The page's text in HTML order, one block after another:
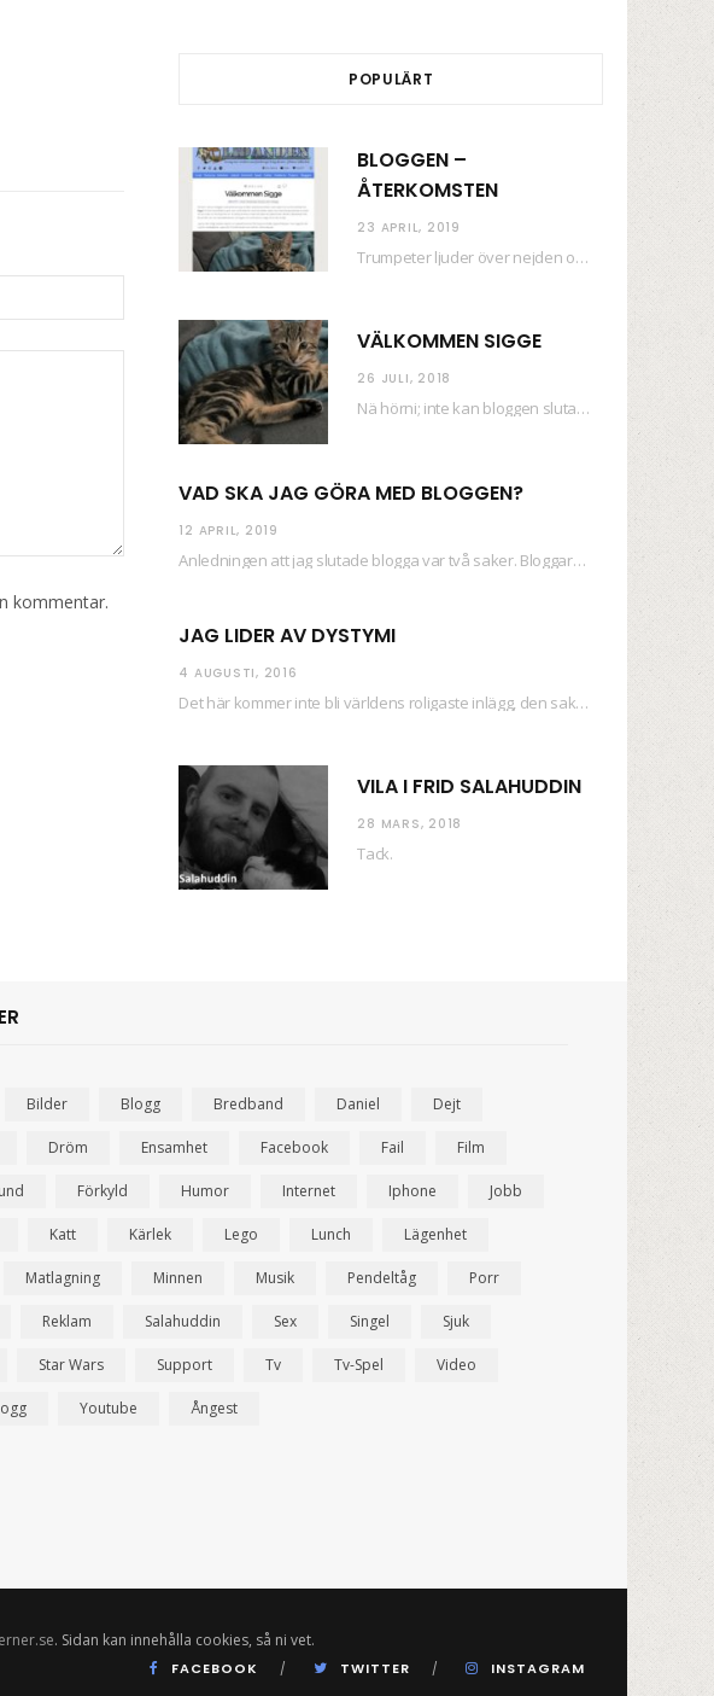
kommentar.
POPULÄRT
BLOGGEN –
ÅTERKOMSTEN
23 APRIL, 2019
Trumpeter ljuder över nejden och konfetti regnar längsmed husfasaderna – FREDEN ÄR HÄR! Eller ahem.…
VÄLKOMMEN SIGGE
26 JULI, 2018
Nä hörni; inte kan bloggen sluta (eftersom jag så sällan uppdaterar skiten) i sånt supermoll.…
VAD SKA JAG GÖRA MED BLOGGEN?
12 APRIL, 2019
Anledningen att jag slutade blogga var två saker. Bloggaren Daniel skrev ut checkar som personen…
JAG LIDER AV DYSTYMI
4 AUGUSTI, 2016
Det här kommer inte bli världens roligaste inlägg, den saken kan ni räkna med. Det…
VILA I FRID SALAHUDDIN
28 MARS, 2018
Tack.
Bilder Blogg Bredband Daniel Dejt
Dröm Ensamhet Facebook Fail Film
Förkyld Humor Internet Iphone Jobb
Katt Kärlek Lego Lunch Lägenhet
Matlagning Minnen Musik Pendeltåg Porr
Reklam Salahuddin Sex Singel Sjuk
Star Wars Support Tv Tv-Spel Video
Youtube Ångest
. Sidan kan innehålla cookies, så ni vet.
FACEBOOK TWITTER INSTAGRAM